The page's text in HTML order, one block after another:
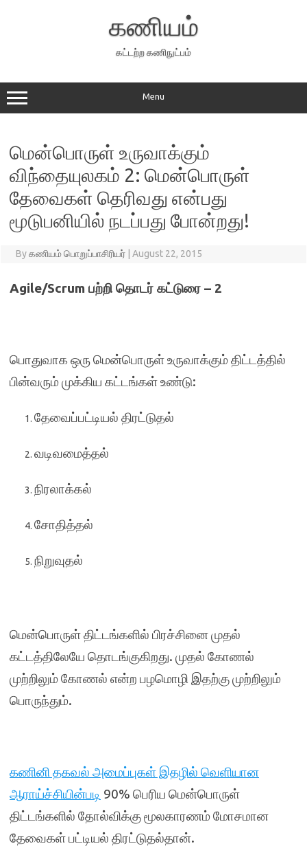
கணியம்
கட்டற்ற கணிநுட்பம்
Menu
மென்பொருள் உருவாக்கும்
விந்தையுலகம் 2: மென்பொருள்
தேவைகள் தெரிவது என்பது
மூடுபனியில் நடப்பது போன்றது!
Byகணியம் பொறுப்பாசிரியர் August 22, 2015
Agile/Scrum பற்றி தொடர் கட்டுரை – 2
பொதுவாக ஒரு மென்பொருள் உருவாக்கும் திட்டத்தில்
பின்வரும் முக்கிய கட்டங்கள் உண்டு:
தேவைப்பட்டியல் திரட்டுதல்
வடிவமைத்தல்
நிரலாக்கல்
சோதித்தல்
நிறுவுதல்
மென்பொருள் திட்டங்களில் பிரச்சினை முதல்
கட்டத்திலேயே தொடங்குகிறது. முதல் கோணல்
முற்றிலும் கோணல் என்ற பழமொழி இதற்கு முற்றிலும்
பொருந்தும்.
கணினி தகவல் அமைப்புகள் இதழில் வெளியான
ஆராய்ச்சியின்படி 90% பெரிய மென்பொருள்
திட்டங்களில் தோல்விக்கு மூலகாரணம் மோசமான
தேவைகள் பட்டியல் திரட்டுதல்தான்.